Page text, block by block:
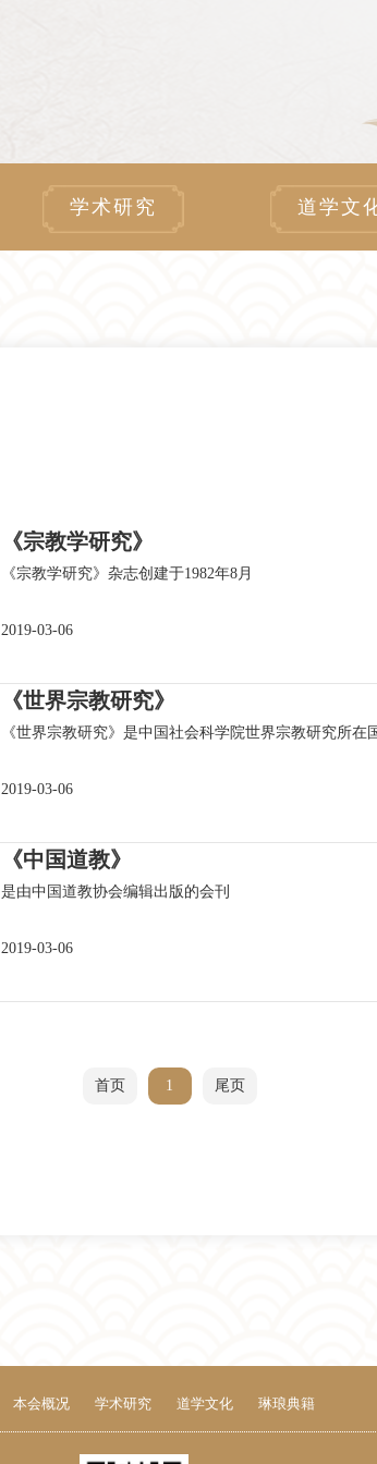
学术研究 道学文
《宗教学研究》
《宗教学研究》杂志创建于1982年8月
2019-03-06
《世界宗教研究》
《世界宗教研究》是中国社会科学院世界宗教研究所在
2019-03-06
《中国道教》
是由中国道教协会编辑出版的会刊
2019-03-06
首页 1 尾页
本会概况 学术研究 道学文化 琳琅典籍